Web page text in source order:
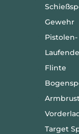
Gewehr
Flinte
Target